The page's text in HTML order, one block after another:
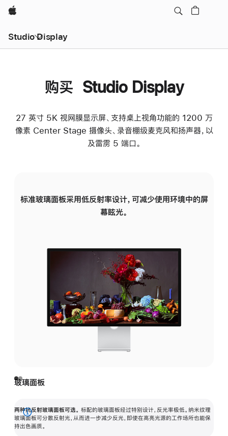
Apple
Studio Display
购买 Studio Display
27 英寸 5K 视网膜显示屏、支持桌上视角功能的 1200 万
像素 Center Stage 摄像头、录音棚级麦克风和扬声器，以
及雷雳 5 端口。
标准玻璃面板采用低反射率设计，可减少使用环境中的屏
幕眩光。
玻璃面板
两种抗反射玻璃面板可选。 标配的玻璃面板经过特别设计，反光率极低。纳米纹理
玻璃面板可分散反射光，从而进一步减少反光，即使在高亮光源的工作场所也能保
持出色画质。
展
开